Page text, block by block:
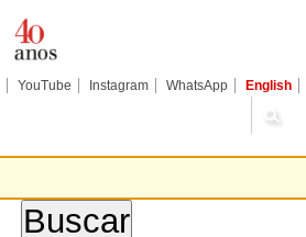
YouTube Instagram WhatsApp English